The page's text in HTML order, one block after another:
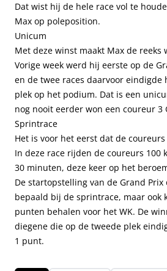
Dat wist hij de hele race vol te
Max op poleposition.
Unicum
Met deze winst maakt Max de reeks
Vorige week werd hij eerste op de
en de twee races daarvoor eindigde
plek op het podium. Dat is een
nog nooit eerder won een coureur 3
Sprintrace
Het is voor het eerst dat de
In deze race rijden de coureurs 100
30 minuten, deze keer op het
De startopstelling van de Grand
bepaald bij de sprintrace, maar ook
punten behalen voor het WK. De
diegene die op de tweede plek
1 punt.